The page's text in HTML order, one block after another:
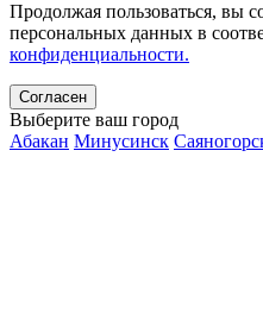
Продолжая пользоваться, вы
персональных данных в
конфиденциальности.
Согласен
Выберите ваш город
Абакан Минусинск